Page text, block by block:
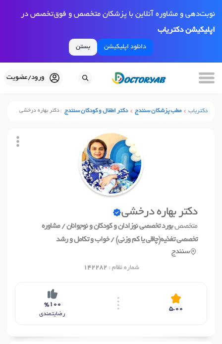
نوبت‌دهی و مشاوره آنلاین با پزشکان متخصص و فوق‌تخصص در
اپلیکیشن دکتریاب
دانلود اپلیکیشن بستن
ورود/عضویت
دکتریاب مطب پزشکان سنندج دکتر اطفال و کودکان سنندج دکتر بهاره درخشی
دکتر بهاره درخشی
متخصصبورد تخصصی نوزادان و کودکان و نوجوانان / مشاوره
تخصصی تغذیه(چاقی یا کم وزنی) / خواب و تکامل و رشد
سنندج
شماره نظام : 142282
5.00
%100
رضایتمندی